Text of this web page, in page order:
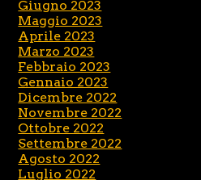
Giugno 2023
Maggio 2023
Aprile 2023
Marzo 2023
Febbraio 2023
Gennaio 2023
Dicembre 2022
Novembre 2022
Ottobre 2022
Settembre 2022
Agosto 2022
Luglio 2022